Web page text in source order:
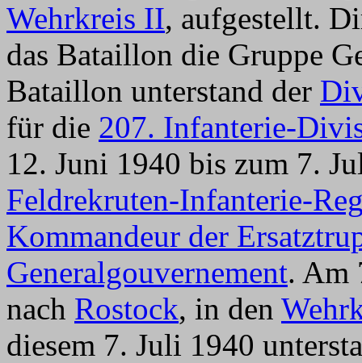
Wehrkreis II, aufgestellt.
das Bataillon die Gruppe
Bataillon unterstand der
für die 207. Infanterie-
12. Juni 1940 bis zum 7.
Feldrekruten-Infanterie-
Kommandeur der
Generalgouvernement. Am
nach Rostock, in den
diesem 7. Juli 1940